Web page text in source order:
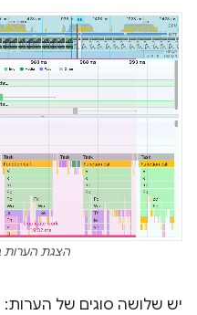
הצגת הערות
יש שלושה סוגים של הערות: